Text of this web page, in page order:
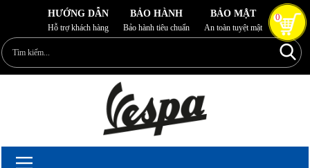
0
HƯỚNG DẪN
Hỗ trợ khách hàng
BẢO HÀNH
Bảo hành tiêu chuẩn
BẢO MẬT
An toàn tuyệt mật